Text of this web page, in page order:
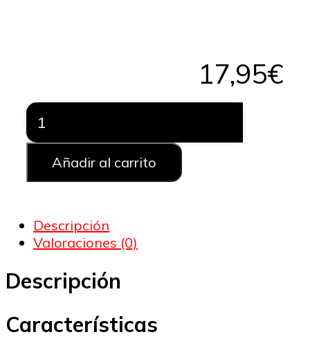
17,95€
Artero
Champú
blanc
250ml
cantidad
Añadir al carrito
Descripción
Valoraciones (0)
Descripción
Características